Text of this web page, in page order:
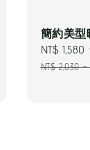
簡約美型
Sale
price
NT$ 1,580
NT$ 2,030-